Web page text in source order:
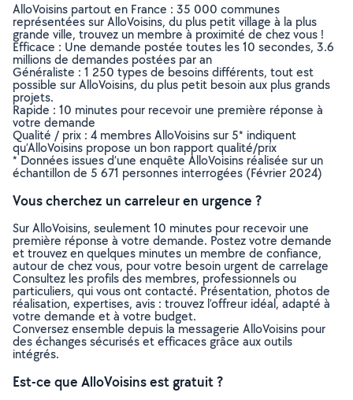
AlloVoisins partout en France : 35 000 communes
représentées sur AlloVoisins, du plus petit village à la plus
grande ville, trouvez un membre à proximité de chez vous !
Efficace : Une demande postée toutes les 10 secondes, 3.6
millions de demandes postées par an
Généraliste : 1 250 types de besoins différents, tout est
possible sur AlloVoisins, du plus petit besoin aux plus grands
projets.
Rapide : 10 minutes pour recevoir une première réponse à
votre demande
Qualité / prix : 4 membres AlloVoisins sur 5* indiquent
qu’AlloVoisins propose un bon rapport qualité/prix
* Données issues d’une enquête AlloVoisins réalisée sur un
échantillon de 5 671 personnes interrogées (Février 2024)
Vous cherchez un carreleur en urgence ?
Sur AlloVoisins, seulement 10 minutes pour recevoir une
première réponse à votre demande. Postez votre demande
et trouvez en quelques minutes un membre de confiance,
autour de chez vous, pour votre besoin urgent de carrelage
Consultez les profils des membres, professionnels ou
particuliers, qui vous ont contacté. Présentation, photos de
réalisation, expertises, avis : trouvez l'offreur idéal, adapté à
votre demande et à votre budget.
Conversez ensemble depuis la messagerie AlloVoisins pour
des échanges sécurisés et efficaces grâce aux outils
intégrés.
Est-ce que AlloVoisins est gratuit ?